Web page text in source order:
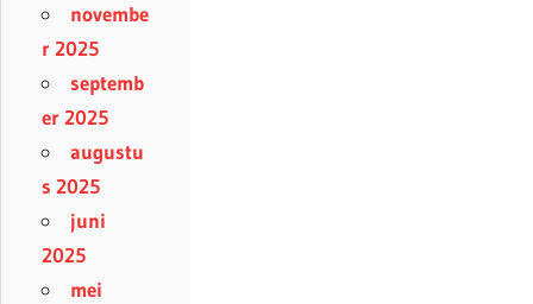
novembe
r 2025
septemb
er 2025
augustu
s 2025
juni
2025
mei